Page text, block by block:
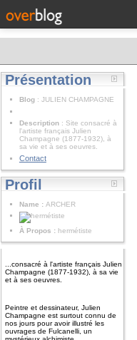
Présentation
Blog : JULIEN CHAMPAGNE
Description : Site consacré à
l'artiste français Julien
Champagne (1877-1932), à
sa vie et à ses oeuvres.
Contact
Profil
Name : ARCHER
À Propos : hermétiste
...consacré à l'artiste français Julien
Champagne (1877-1932), à sa vie
et à ses oeuvres.
Peintre et dessinateur, Julien
Champagne est surtout connu de
nos jours pour avoir illustré les
ouvrages de Fulcanelli, un